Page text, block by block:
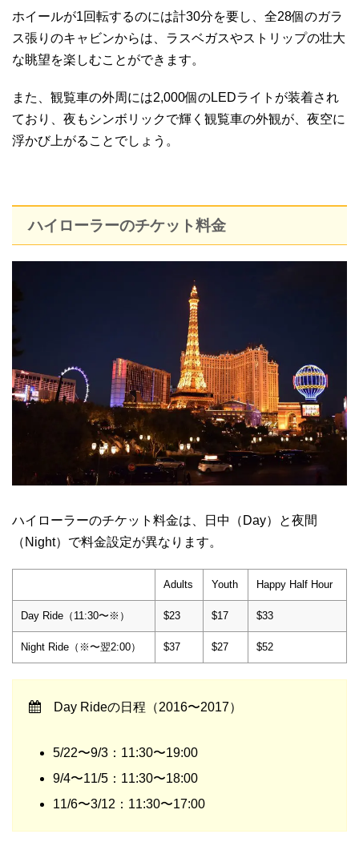
ホイールが1回転するのには計30分を要し、全28個のガラ
ス張りのキャビンからは、ラスベガスやストリップの壮大
な眺望を楽しむことができます。
また、観覧車の外周には2,000個のLEDライトが装着され
ており、夜もシンボリックで輝く観覧車の外観が、夜空に
浮かび上がることでしょう。
ハイローラーのチケット料金
ハイローラーのチケット料金は、日中（Day）と夜間
（Night）で料金設定が異なります。
Adults Youth Happy Half Hour
Day Ride（11:30〜※） $23 $17 $33
Night Ride（※〜翌2:00） $37 $27 $52
Day Rideの日程（2016〜2017）
5/22〜9/3：11:30〜19:00
9/4〜11/5：11:30〜18:00
11/6〜3/12：11:30〜17:00